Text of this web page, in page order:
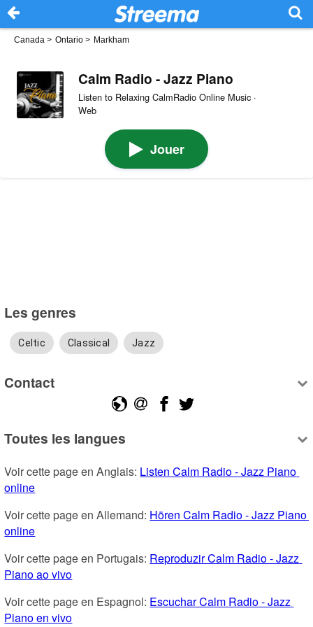
Canada > Ontario > Markham
Calm Radio - Jazz Piano
Listen to Relaxing CalmRadio Online Music ·
Web
Jouer
Les genres
Celtic Classical Jazz
Contact
Toutes les langues
Voir cette page en Anglais: Listen Calm Radio - Jazz Piano
online
Voir cette page en Allemand: Hören Calm Radio - Jazz Piano
online
Voir cette page en Portugais: Reproduzir Calm Radio - Jazz
Piano ao vivo
Voir cette page en Espagnol: Escuchar Calm Radio - Jazz
Piano en vivo